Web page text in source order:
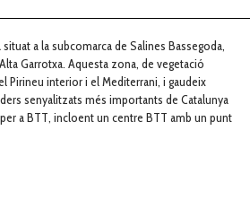
situat a la subcomarca de Salines Bassegoda,
Garrotxa. Aquesta zona, de vegetació
Pirineu interior i el Mediterrani, i gaudeix
senyalitzats més importants de Catalunya
a BTT, incloent un centre BTT amb un punt